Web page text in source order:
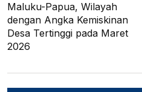
Maluku-Papua, Wilayah
dengan Angka Kemiskinan
Desa Tertinggi pada Maret
2026